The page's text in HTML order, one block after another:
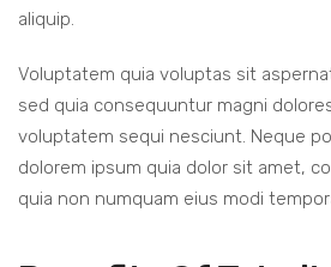
aliquip.
Voluptatem quia voluptas sit
sed quia consequuntur magni
voluptatem sequi nesciunt. Neque
dolorem ipsum quia dolor sit amet,
quia non numquam eius modi